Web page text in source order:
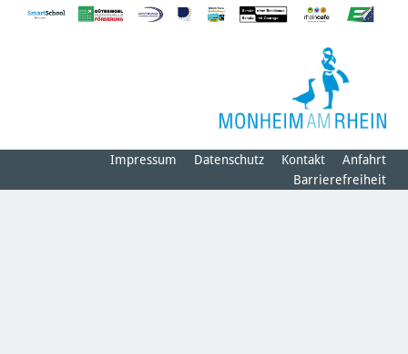
Impressum Datenschutz Kontakt
Anfahrt
Barrierefreiheit